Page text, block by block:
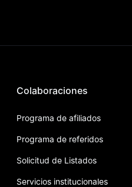
Colaboraciones
Programa de afiliados
Programa de referidos
Solicitud de Listados
Servicios institucionales